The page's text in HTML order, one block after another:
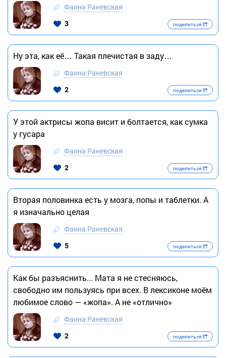
Фаина Раневская
3
поделиться
Ну эта, как её… Такая плечистая в заду…
Фаина Раневская
2
поделиться
У этой актрисы жопа висит и болтается, как сумка
у гусара
Фаина Раневская
2
поделиться
Вторая половинка есть у мозга, попы и таблетки. А
я изначально целая
Фаина Раневская
5
поделиться
Как бы разъяснить... Мата я не стесняюсь,
свободно им пользуясь при всех. В лексиконе моём
любимое слово — «жопа». А не «отлично»
Фаина Раневская
2
поделиться